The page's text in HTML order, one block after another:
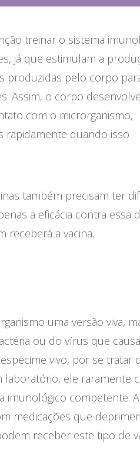
treinar o sistema
já que estimulam a
produzidas pelo corpo
Assim, o corpo desenvolve
com o microrganismo,
rapidamente quando isso
também precisam ter
a eficácia contra essa
receberá a vacina.
uma versão viva,
ou do vírus que
vivo, por se tratar
ele raramente
imunológico competente.
medicações que
receber este tipo de